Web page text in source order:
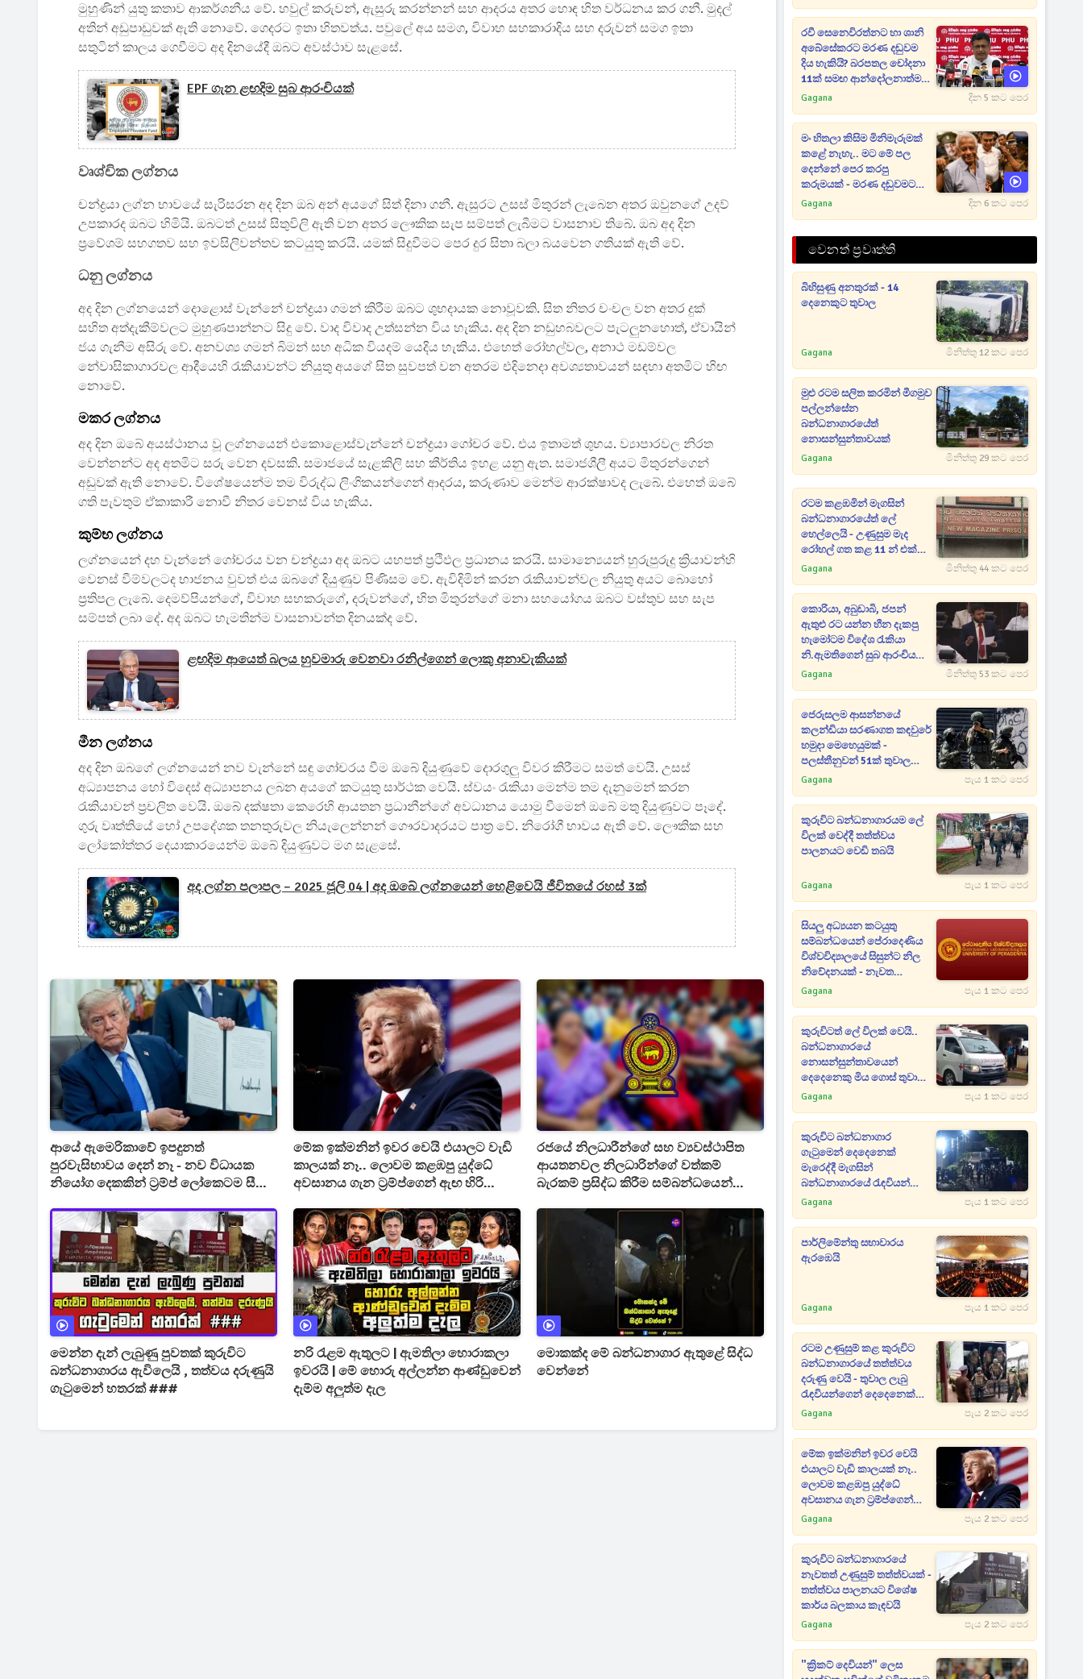
මුහුණින් යුතු කතාව ආකර්ශනීය වේ. හවුල් කරුවන්, ඇසුරු කරන්නන් සහ ආදරය අතර හොඳ හිත වර්ධනය කර ගනී. මුදල්
අතින් අඩුපාඩුවක් ඇති නොවේ. ගෙදරට ඉතා හිතවත්ය. පවුලේ අය සමග, විවාහ සහකාරාදිය සහ දරුවන් සමග ඉතා
සතුටින් කාලය ගෙවීමට අද දිනයේදී ඔබට අවස්ථාව සැළසේ.
EPF ගැන ළඟදිම සුබ ආරංචියක්
වෘශ්චික ලග්නය
චන්ද්‍රයා ලග්න භාවයේ සැරිසරන අද දින ඔබ අන් අයගේ සිත් දිනා ගනී. ඇසුරට උසස් මිතුරන් ලැබෙන අතර ඔවුනගේ උදව්
උපකාරද ඔබට හිමියි. ඔබටත් උසස් සිතුවිලි ඇති වන අතර ලෞකික සැප සම්පත් ලැබීමට වාසනාව ති‍බේ. ඔබ අද දින
ප්‍රවේශම් සහගතව සහ ඉවසිලිවන්තව කටයුතු කරයි. යමක් සිදුවීමට පෙර දුර සිතා බලා බයවෙන ගතියක් ඇති වේ.
ධනු ලග්නය
අද දින ලග්නයෙන් දොළොස් වැන්නේ චන්ද්‍රයා ගමන් කිරීම ඔබට ශුභදායක නොවූවකි. සිත නිතර චංචල වන අතර දුක්
සහිත අත්දැකීම්වලට මුහුණපාන්නට සිදු වේ. වාද විවාද උත්සන්න විය හැකිය. අද දින නඩුහබවලට පැටලුනහොත්, ඒවායින්
ජය ගැනීම අසිරු වේ. අනවශ්‍ය ගමන් බිමන් සහ අධික වියදම් යෙදිය හැකිය. එහෙත් රෝහල්වල, අනාථ මඩම්වල
නේවාසිකාගාරවල ආදීයෙහි රැකියාවන්ට නියුතු අයගේ සිත සුවපත් වන අතරම එදිනෙදා අවශ්‍යතාවයන් සඳහා අතමිට හිඟ
නොවේ.
මකර ලග්නය
අද දින ඔබේ අයස්ථානය වූ ලග්නයෙන් එකොළොස්වැන්නේ චන්ද්‍රයා ගෝචර වේ. එය ඉතාමත් ශුභය. ව්‍යාපාරවල නිරත
වෙන්නන්ට අද අතමිට සරු වෙන දවසකි. සමාජයේ සැළකිලි සහ කීර්තිය ඉහළ යනු ඇත. සමාජශීලී අයට මිතුරන්ගෙන්
අඩුවක් ඇති නොවේ. විශේෂයෙන්ම තම විරුද්ධ ලිංගිකයන්ගෙන් ආදරය, කරුණාව මෙන්ම ආරක්ෂාවද ලැබේ. එහෙත් ඔබේ
ගති පැවතුම් ඒකාකාරී නොවී නිතර වෙනස් විය හැකිය.
කුම්භ ලග්නය
ලග්නයෙන් දහ වැන්නේ ගෝචරය වන චන්ද්‍රයා අද ඔබට යහපත් ප්‍රථිඵල ප්‍රධානය කරයි. සාමාන්‍යෙයන් හුරුපුරුදු ක්‍රියාවන්හි
වෙනස් වීම්වලටද භාජනය වුවත් එය ඔබගේ දියුණුව පිණිසම වේ. ඇවිදිමින් කරන රැකියාවන්වල නියුතු අයට බොහෝ
ප්‍රතිපල ලැබේ. දෙමව්පියන්ගේ, විවාහ සහකරුගේ, දරුවන්ගේ, හිත මිතුරන්ගේ මනා සහයෝගය ඔබට වස්තුව සහ සැප
සම්පත් ලබා දේ. අද ඔබට හැමතින්ම වාසනාවන්ත දිනයක්ද වේ.
ළඟදිම ආයෙත් බලය හුවමාරු වෙනවා රනිල්ගෙන් ලොකු අනාවැකියක්
මීන ලග්නය
අද දින ඔබගේ ලග්නයෙන් නව වැන්නේ සඳු ගෝචරය වීම ඔබේ දියුණුවේ දොරගුලු විවර කිරීමට සමත් වෙයි. උසස්
අධ්‍යාපනය හෝ විදෙස් අධ්‍යාපනය ලබන අයගේ කටයුතු සාර්ථක වෙයි. ස්වයං රැකියා මෙන්ම තම දැනුමෙන් කරන
රැකියාවන් ප්‍රචලිත වෙයි. ඔබේ දක්ෂතා කෙරෙහි ආයතන ප්‍රධානීන්ගේ අවධානය යොමු වීමෙන් ඔබේ මතු දියුණුවට පෑදේ.
ගුරු වෘත්තියේ හෝ උපදේශක තනතුරුවල නියැලෙන්නන් ගෞරවාදරයට පාත්‍ර වේ. නිරෝගී භාවය ඇති වේ. ලෞකික සහ
ලෝකෝත්තර දෙයාකාරයෙන්ම ඔබේ දියුණුවට මග සැළසේ.
අද ලග්න පලාපල – 2025 ජූලි 04 | අද ඔබේ ලග්නයෙන් හෙළිවෙයි ජීවිතයේ රහස් 3ක්
ආයේ ඇමෙරිකාවේ ඉපදුනත්
පුරවැසිභාවය දෙන් නෑ - නව විධායක
නියෝග දෙකකින් ට්‍රම්ප් ලෝකෙටම සීමා
මේක ඉක්මනින් ඉවර වෙයි එයාලට වැඩි
කාලයක් නෑ.. ලොවම කළඹපු යුද්ධේ
අවසානය ගැන ට්‍රම්ප්ගෙන් ඇඟ හිරි
රජයේ නිලධාරීන්ගේ සහ ව්‍යවස්ථාපිත
ආයතනවල නිලධාරින්ගේ වත්කම්
බැරකම් ප්‍රසිද්ධ කිරීම සම්බන්ධයෙන්
මෙන්න දැන් ලැබුණු පුවතක් කුරුවිට
බන්ධනාගාරය ඇවිලෙයි , තත්වය දරුණුයි
ගැටුමෙන් හතරක් ###
නරි රැළම ඇතුලට | ඇමතිලා හොරාකලා
ඉවරයි | මේ හොරු අල්ලන්න ආණ්ඩුවෙන්
දැම්ම අලුත්ම දැල
මොකක්ද මේ බන්ධනාගාර ඇතුළේ සිද්ධ
වෙන්නේ
රවී සෙනෙවිරත්නට හා ශානි
අබේසේකරට මරණ දඬුවම
දිය හැකියි? බරපතල චෝදනා
11ක් සමඟ ආන්දෝලනාත්මක
ප්‍රකාශයක් [VIDEO]
Gagana දින 5 කට පෙර
මං හිතලා කිසිම මිනිමැරුමක්
කළේ නැහැ.. මට මේ පල
දෙන්නේ පෙර කරපු
කරුමයක් - මරණ දඬුවමට
කළින් කට ඇරපු පූජිත් හඬා
Gagana දින 6 කට පෙර
වෙනත් ප්‍රවෘත්ති
බිහිසුණු අනතුරක් - 14
දෙනෙකුට තුවාල
Gagana මිනිත්තු 12 කට පෙර
මුළු රටම සලිත කරමින් මීගමුව
පල්ලන්සේන
බන්ධනාගාරයේත්
නොසන්සුන්තාවයක්
Gagana මිනිත්තු 29 කට පෙර
රටම කළඹමින් මැගසින්
බන්ධනාගාරයේත් ලේ
හෙල්ලෙයි - උණුසුම මැද
රෝහල් ගත කළ 11 න් එක්
අයෙක් ජීවිතක්ෂයට
Gagana මිනිත්තු 44 කට පෙර
කොරියා, අබුඩාබි, ජපන්
ඇතුළු රට යන්න හීන දැකපු
හැමෝටම විදේශ රැකියා
නි.ඇමතිගෙන් සුබ ආරංචියක් -
හෙදියන්ටත් විශේෂ අවස්ථා
Gagana මිනිත්තු 53 කට පෙර
ජෙරුසලම ආසන්නයේ
කලන්ඩියා සරණාගත කඳවුරේ
හමුදා මෙහෙයුමක් -
පලස්තීනුවන් 51ක් තුවාල
ලබයි
Gagana පැය 1 කට පෙර
කුරුවිට බන්ධනාගාරයම ලේ
විලක් වෙද්දී තත්ත්වය
පාලනයට වෙඩි තබයි
Gagana පැය 1 කට පෙර
සියලු අධ්‍යයන කටයුතු
සම්බන්ධයෙන් පේරාදෙණිය
විශ්වවිද්‍යාලයේ සිසුන්ට නිල
නිවේදනයක් - නැවත
ඇරඹෙන දිනය දන්වයි
Gagana පැය 1 කට පෙර
කුරුවිටත් ලේ විලක් වෙයි..
බන්ධනාගාරයේ
නොසන්සුන්තාවයෙන්
දෙදෙනෙකු ‍මිය ගොස් තුවාල
ලැබූ සංඛ්‍යාව 12 දක්වා ඉහළට
Gagana පැය 1 කට පෙර
කුරුවිට බන්ධනාගාර
ගැටුමෙන් දෙදෙනෙක්
මැරෙද්දී මැගසින්
බන්ධනාගාරයේ රැඳවියන්
11ක් රෝහලට
Gagana පැය 1 කට පෙර
පාර්ලිමේන්තු සභාවාරය
ඇරඹෙයි
Gagana පැය 1 කට පෙර
රටම උණුසුම් කළ කුරුවිට
බන්ධනාගාරයේ තත්ත්වය
දරුණු වෙයි - තුවාල ලැබු
රැඳවියන්ගෙන් දෙදෙනෙක්
ජීවිතක්ෂයට [UPDATE]
Gagana පැය 2 කට පෙර
මේක ඉක්මනින් ඉවර වෙයි
එයාලට වැඩි කාලයක් නෑ..
ලොවම කළඹපු යුද්ධේ
අවසානය ගැන ට්‍රම්ප්ගෙන්
ඇඟ හිරි වැටෙන ප්‍රකාශයක්
Gagana පැය 2 කට පෙර
කුරුවිට බන්ධනාගාරයේ
නැවතත් උණුසුම් තත්ත්වයක් -
තත්ත්වය පාලනයට විශේෂ
කාර්ය බලකාය කැඳවයි
Gagana පැය 2 කට පෙර
"ක්‍රිකට් දෙවියන්" ලෙස